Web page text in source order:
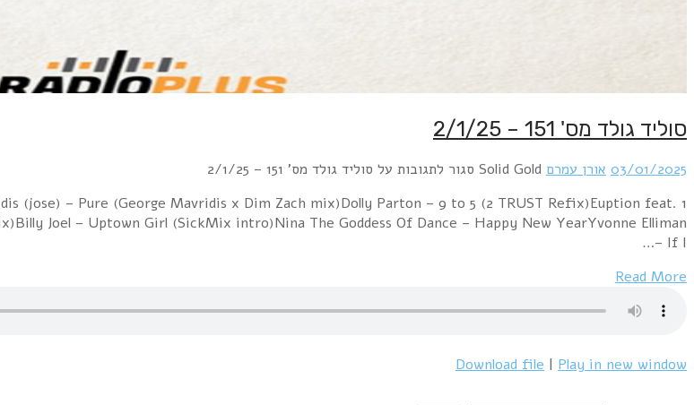
סוליד גולד מס' 151 – 2/1/25
03/01/2025 אורן עמרם Solid Gold סגור לתגובות על סוליד גולד מס' 151 – 2/1/25
(jose) – Pure (George Mavridis x Dim Zach mix)Dolly Parton – 9 to 5 (2 TRUST Refix)Euption feat.
Joel – Uptown Girl (SickMix intro)Nina The Goddess Of Dance – Happy New YearYvonne Elliman
– If I…
Read More
Download file | Play in new window